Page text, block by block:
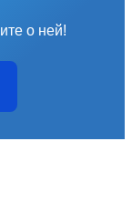
о ней!